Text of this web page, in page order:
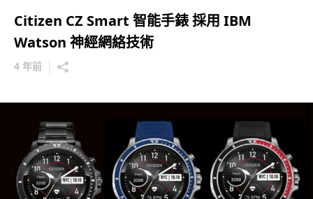
Citizen CZ Smart 智能手錶 採用 IBM
Watson 神經網絡技術
4 年前